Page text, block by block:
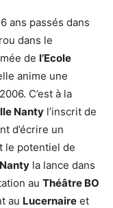
ans passés dans
dans le
de l’Ecole
anime une
C’est à la
Nanty l’inscrit de
d’écrire un
le potentiel de
la lance dans
au Théâtre BO
au Lucernaire et